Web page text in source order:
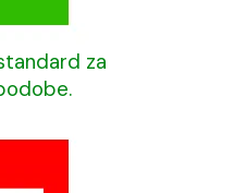
za